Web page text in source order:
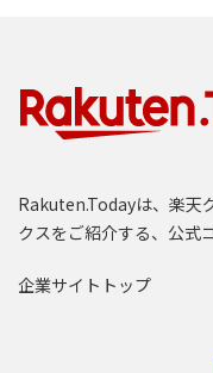
Rakuten.Todayは、楽天
クスをご紹介する、公式
企業サイトトップ